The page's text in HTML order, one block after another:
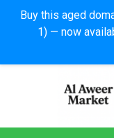
Buy this aged
1) — now